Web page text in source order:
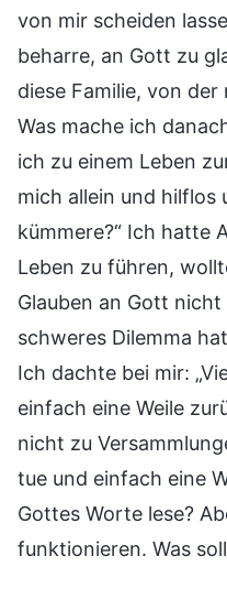
von mir scheiden
beharre, an Gott zu
diese Familie, von
Was mache ich
ich zu einem Leben
mich allein und hilflos
kümmere?“ Ich hatte
Leben zu führen,
Glauben an Gott
schweres Dilemma
Ich dachte bei mir:
einfach eine Weile
nicht zu
tue und einfach eine
Gottes Worte lese?
funktionieren. Was